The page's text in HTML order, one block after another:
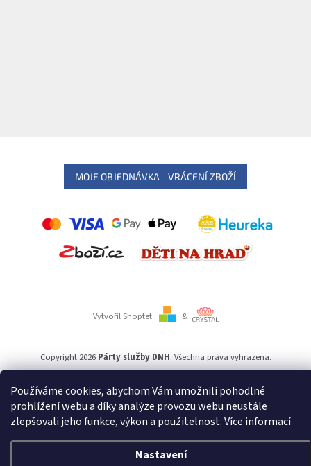
Používáme cookies, abychom Vám umožnili pohodlné
prohlížení webu a díky analýze provozu webu neustále
zlepšovali jeho funkce, výkon a použitelnost.Více informací
Nastavení
MOJE OBJEDNÁVKA - VRÁCENÍ ZBOŽÍ
Vytvořil Shoptet &
Copyright 2026 Párty služby DNH. Všechna práva vyhrazena.
Používámeověření věku Adulto